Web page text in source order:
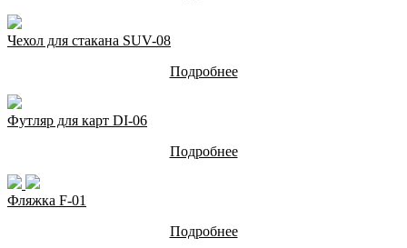
Чехол для стакана SUV-08
Подробнее
Футляр для карт DI-06
Подробнее
Фляжка F-01
Подробнее